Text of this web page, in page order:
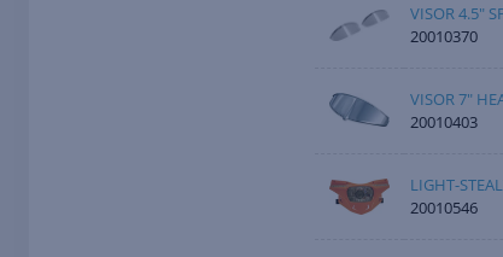
VISOR 4.5"
20010370
VISOR 7"
20010403
LIGHT-
20010546